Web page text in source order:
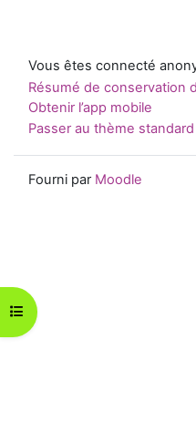
Ouvrir l’index du cours
Vous êtes connecté
Résumé de conservation
Obtenir l’app mobile
Passer au thème standard
Fourni par Moodle